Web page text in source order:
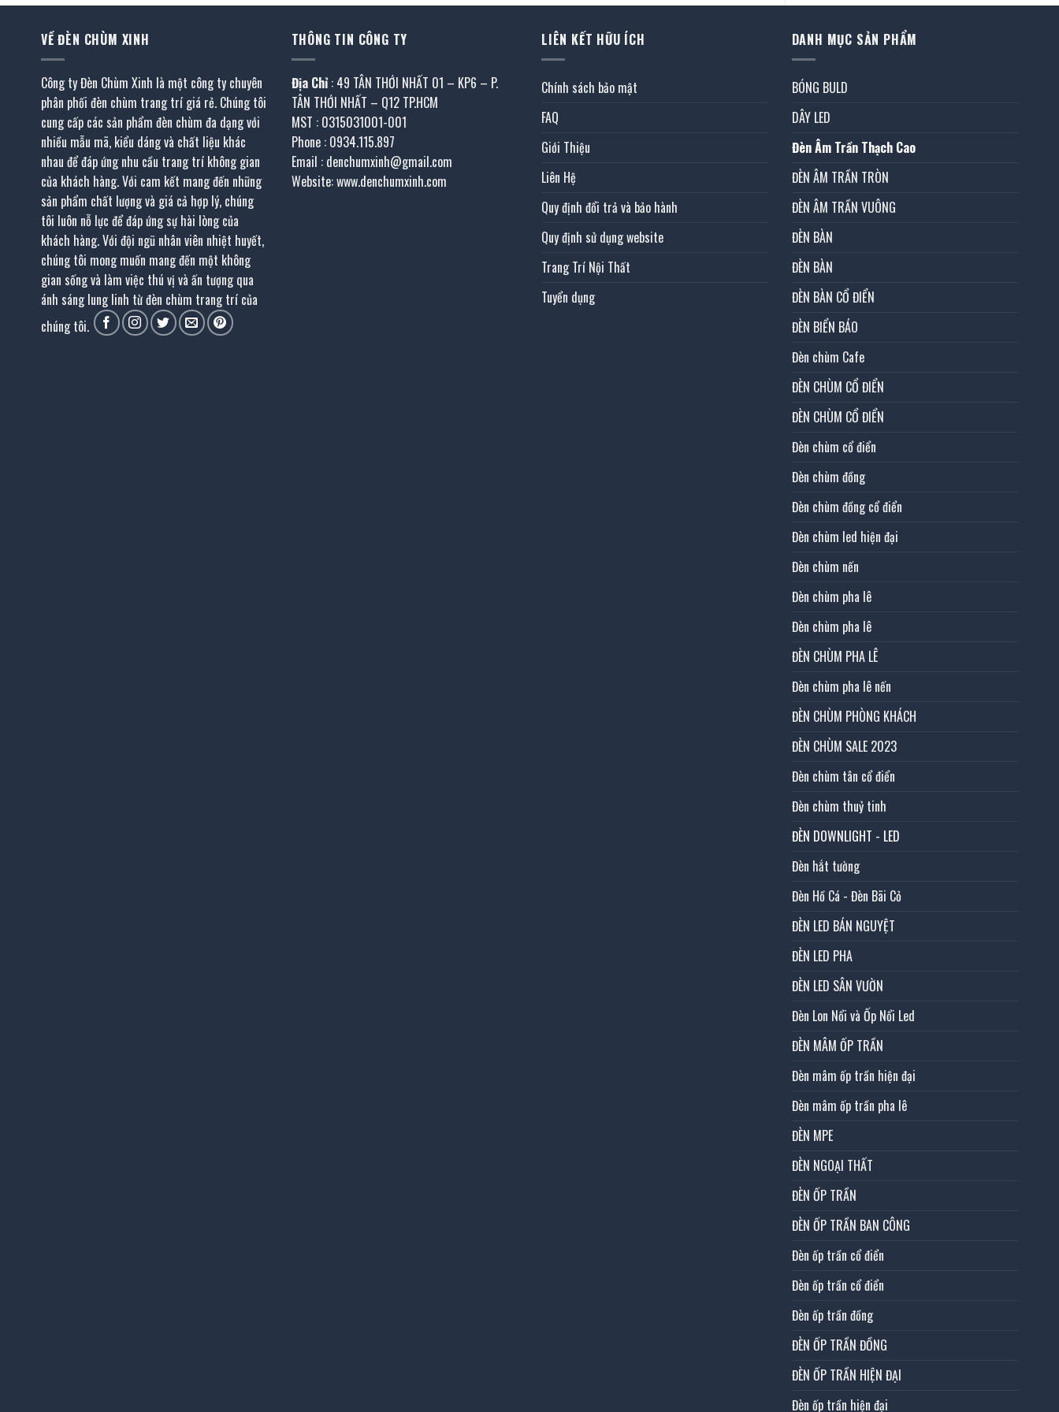
VỀ ĐÈN CHÙM XINH
Công ty Đèn Chùm Xinh là một công ty chuyên
phân phối đèn chùm trang trí giá rẻ. Chúng tôi
cung cấp các sản phẩm đèn chùm đa dạng với
nhiều mẫu mã, kiểu dáng và chất liệu khác
nhau để đáp ứng nhu cầu trang trí không gian
của khách hàng. Với cam kết mang đến những
sản phẩm chất lượng và giá cả hợp lý, chúng
tôi luôn nỗ lực để đáp ứng sự hài lòng của
khách hàng. Với đội ngũ nhân viên nhiệt huyết,
chúng tôi mong muốn mang đến một không
gian sống và làm việc thú vị và ấn tượng qua
ánh sáng lung linh từ đèn chùm trang trí của
chúng tôi.
THÔNG TIN CÔNG TY
Địa Chỉ : 49 TÂN THỚI NHẤT 01 – KP6 – P.
TÂN THỚI NHẤT – Q12 TP.HCM
MST : 0315031001-001
Phone : 0934.115.897
Email : denchumxinh@gmail.com
Website: www.denchumxinh.com
LIÊN KẾT HỮU ÍCH
Chính sách bảo mật
FAQ
Giới Thiệu
Liên Hệ
Quy định đổi trả và bảo hành
Quy định sử dụng website
Trang Trí Nội Thất
Tuyển dụng
DANH MỤC SẢN PHẨM
BÓNG BULD
DÂY LED
Đèn Âm Trần Thạch Cao
ĐÈN ÂM TRẦN TRÒN
ĐÈN ÂM TRẦN VUÔNG
ĐÈN BÀN
ĐÈN BÀN
ĐÈN BÀN CỔ ĐIỂN
ĐÈN BIỂN BÁO
Đèn chùm Cafe
ĐÈN CHÙM CỔ ĐIỂN
ĐÈN CHÙM CỔ ĐIỂN
Đèn chùm cổ điển
Đèn chùm đồng
Đèn chùm đồng cổ điển
Đèn chùm led hiện đại
Đèn chùm nến
Đèn chùm pha lê
Đèn chùm pha lê
ĐÈN CHÙM PHA LÊ
Đèn chùm pha lê nến
ĐÈN CHÙM PHÒNG KHÁCH
ĐÈN CHÙM SALE 2023
Đèn chùm tân cổ điển
Đèn chùm thuỷ tinh
ĐÈN DOWNLIGHT - LED
Đèn hắt tường
Đèn Hồ Cá - Đèn Bãi Cỏ
ĐÈN LED BÁN NGUYỆT
ĐÈN LED PHA
ĐÈN LED SÂN VƯỜN
Đèn Lon Nổi và Ốp Nổi Led
ĐÈN MÂM ỐP TRẦN
Đèn mâm ốp trần hiện đại
Đèn mâm ốp trần pha lê
ĐÈN MPE
ĐÈN NGOẠI THẤT
ĐÈN ỐP TRẦN
ĐÈN ỐP TRẦN BAN CÔNG
Đèn ốp trần cổ điển
Đèn ốp trần cổ điển
Đèn ốp trần đồng
ĐÈN ỐP TRẦN ĐỒNG
ĐÈN ỐP TRẦN HIỆN ĐẠI
Đèn ốp trần hiện đại